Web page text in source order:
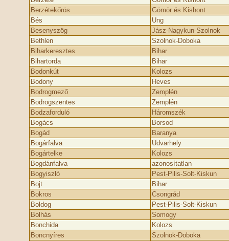
Berzétekőrös
Gömör és Kishont
Bés
Ung
Besenyszög
Jász-Nagykun-Szolnok
Bethlen
Szolnok-Doboka
Biharkeresztes
Bihar
Bihartorda
Bihar
Bodonkút
Kolozs
Bodony
Heves
Bodrogmező
Zemplén
Bodrogszentes
Zemplén
Bodzaforduló
Háromszék
Bogács
Borsod
Bogád
Baranya
Bogárfalva
Udvarhely
Bogártelke
Kolozs
Bogdánfalva
azonosítatlan
Bogyiszló
Pest-Pilis-Solt-Kiskun
Bojt
Bihar
Bokros
Csongrád
Boldog
Pest-Pilis-Solt-Kiskun
Bolhás
Somogy
Bonchida
Kolozs
Boncnyíres
Szolnok-Doboka